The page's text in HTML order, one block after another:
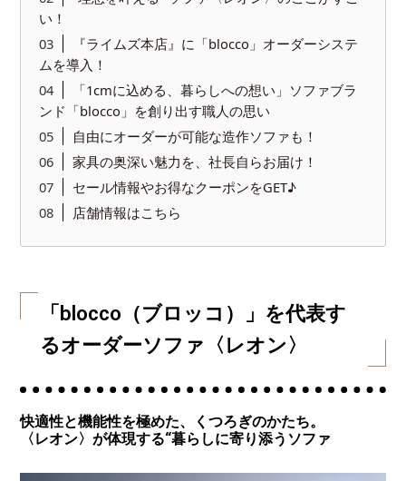
い！
『ライムズ本店』に「blocco」オーダーシステ
ムを導入！
「1cmに込める、暮らしへの想い」ソファブラ
ンド「blocco」を創り出す職人の思い
自由にオーダーが可能な造作ソファも！
家具の奥深い魅力を、社長自らお届け！
セール情報やお得なクーポンをGET♪
店舗情報はこちら
「blocco（ブロッコ）」を代表す
るオーダーソファ〈レオン〉
快適性と機能性を極めた、くつろぎのかたち。
〈レオン〉が体現する“暮らしに寄り添うソファ